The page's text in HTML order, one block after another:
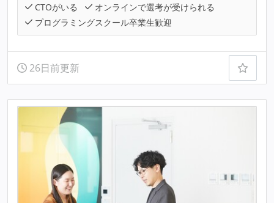
CTOがいる
オンラインで選考が受けられる
プログラミングスクール卒業生歓迎
26日前更新